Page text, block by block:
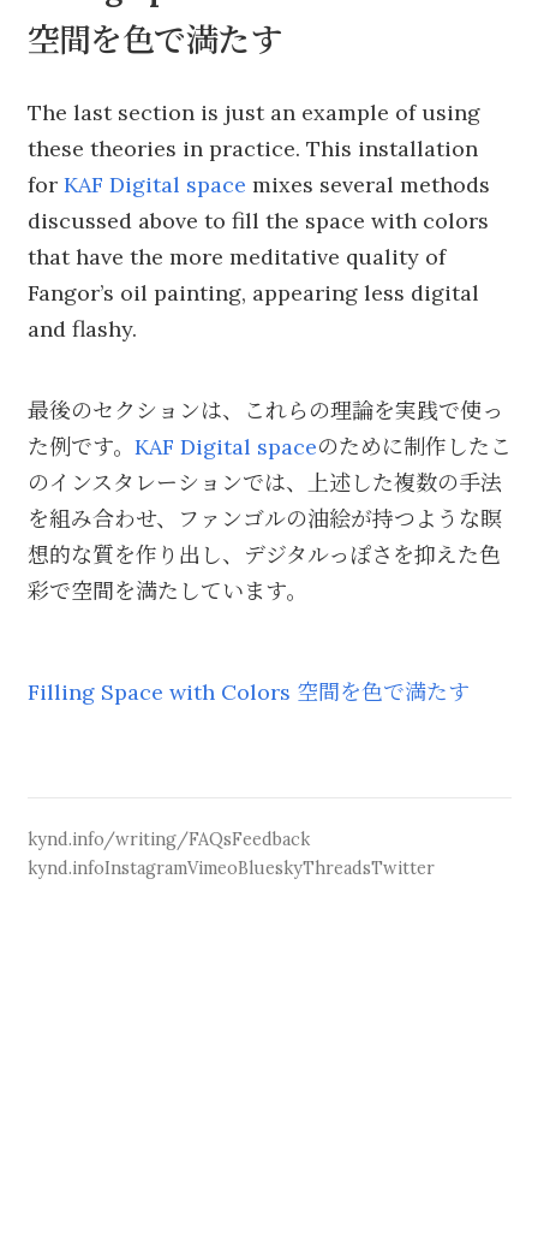
空間を色で満たす
The last section is just an example of using
these theories in practice. This installation
for KAF Digital space mixes several methods
discussed above to fill the space with colors
that have the more meditative quality of
Fangor’s oil painting, appearing less digital
and flashy.
最後のセクションは、これらの理論を実践で使っ
た例です。 KAF Digital spaceのために制作したこ
のインスタレーションでは、上述した複数の手法
を組み合わせ、ファンゴルの油絵が持つような瞑
想的な質を作り出し、デジタルっぽさを抑えた色
彩で空間を満たしています。
Filling Space with Colors 空間を色で満たす
kynd.info/writing/FAQsFeedback
kynd.infoInstagramVimeoBlueskyThreadsTwitter